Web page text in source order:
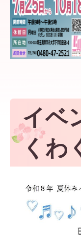
イベ
くわ